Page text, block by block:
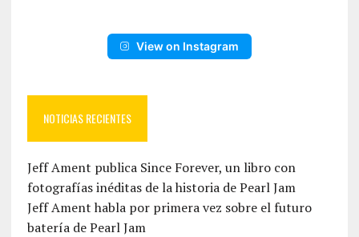
View on Instagram
NOTICIAS RECIENTES
Jeff Ament publica Since Forever, un libro con
fotografías inéditas de la historia de Pearl Jam
Jeff Ament habla por primera vez sobre el futuro
batería de Pearl Jam